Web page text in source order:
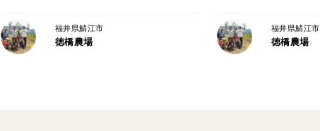
福井県鯖江市
徳橋農場
福井県鯖江市
徳橋農場